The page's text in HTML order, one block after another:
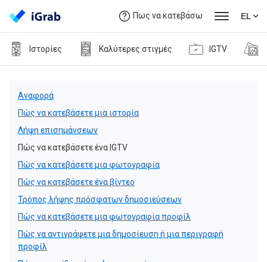
Πως να κατεβάσω EL
Ιστορίες Καλύτερες στιγμές IGTV
Αναφορά
Πώς να κατεβάσετε μια ιστορία
Λήψη επισημάνσεων
Πώς να κατεβάσετε ένα IGTV
Πώς να κατεβάσετε μια φωτογραφία
Πώς να κατεβάσετε ένα βίντεο
Τρόπος λήψης πρόσφατων δημοσιεύσεων
Πώς να κατεβάσετε μια φωτογραφία προφίλ
Πώς να αντιγράψετε μια δημοσίευση ή μια περιγραφή
προφίλ